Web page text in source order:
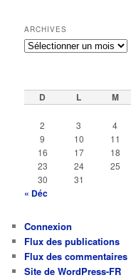
ARCHIVES
Archives
D L M
2
3 4
9
10 11
16
17 18
23
24 25
30
31
« Déc
Connexion
Flux des publications
Flux des commentaires
Site de WordPress-FR